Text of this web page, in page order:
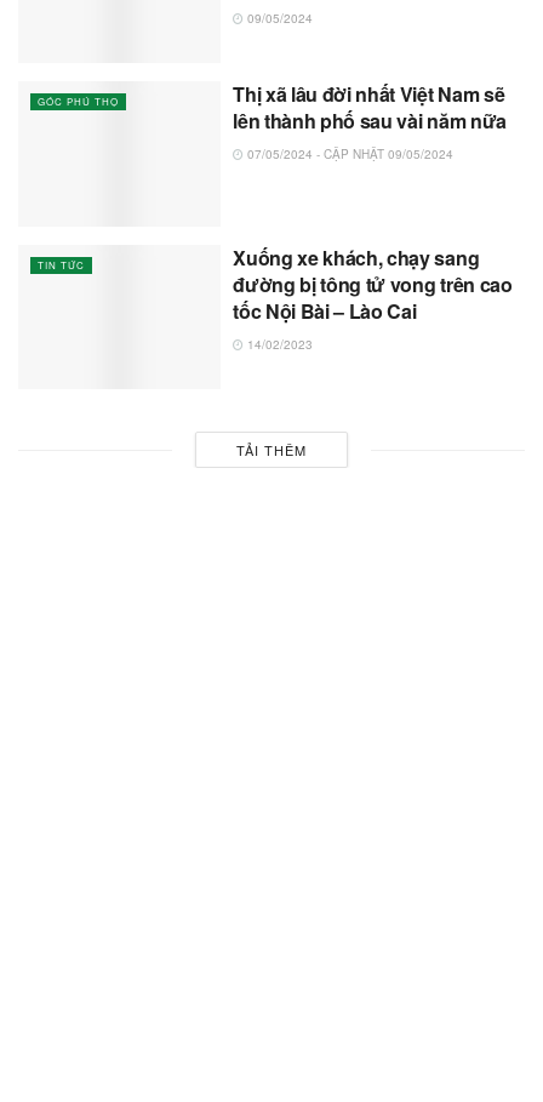
09/05/2024
GÓC PHÚ THỌ
Thị xã lâu đời nhất Việt Nam sẽ
lên thành phố sau vài năm nữa
07/05/2024 - CẬP NHẬT 09/05/2024
TIN TỨC
Xuống xe khách, chạy sang
đường bị tông tử vong trên cao
tốc Nội Bài – Lào Cai
14/02/2023
TẢI THÊM